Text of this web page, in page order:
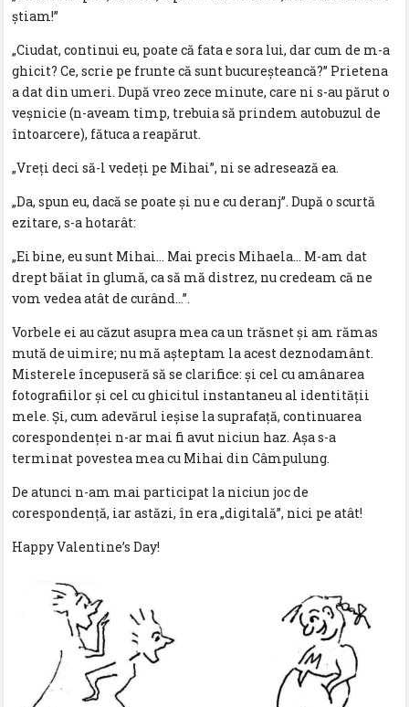
știam!”
„Ciudat, continui eu, poate că fata e sora lui, dar cum de m-a
ghicit? Ce, scrie pe frunte că sunt bucureșteancă?” Prietena
a dat din umeri. După vreo zece minute, care ni s-au părut o
veșnicie (n-aveam timp, trebuia să prindem autobuzul de
întoarcere), fătuca a reapărut.
„Vreți deci să-l vedeți pe Mihai”, ni se adresează ea.
„Da, spun eu, dacă se poate și nu e cu deranj”. După o scurtă
ezitare, s-a hotarât:
„Ei bine, eu sunt Mihai… Mai precis Mihaela… M-am dat
drept băiat în glumă, ca să mă distrez, nu credeam că ne
vom vedea atât de curând…”.
Vorbele ei au căzut asupra mea ca un trăsnet și am rămas
mută de uimire; nu mă așteptam la acest deznodamânt.
Misterele începuseră să se clarifice: și cel cu amânarea
fotografiilor și cel cu ghicitul instantaneu al identității
mele. Și, cum adevărul ieșise la suprafață, continuarea
corespondenței n-ar mai fi avut niciun haz. Așa s-a
terminat povestea mea cu Mihai din Câmpulung.
De atunci n-am mai participat la niciun joc de
corespondență, iar astăzi, în era „digitală”, nici pe atât!
Happy Valentine’s Day!